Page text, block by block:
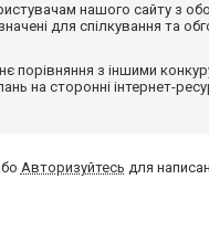
нашого сайту з
для спілкування та
порівняння з іншими
на сторонні інтернет-
Авторизуйтесь для